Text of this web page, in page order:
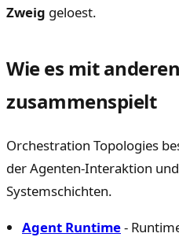
Zweig geloest.
Wie es mit
zusammenspielt
Orchestration Topologies
der Agenten-Interaktion
Systemschichten.
Agent Runtime-